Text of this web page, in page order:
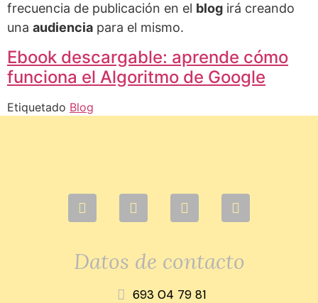
frecuencia de publicación en el blog irá creando
una audiencia para el mismo.
Ebook descargable: aprende cómo
funciona el Algoritmo de Google
Etiquetado Blog
Datos de contacto
693 04 79 81